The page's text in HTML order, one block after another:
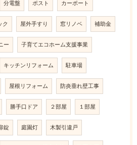
分電盤 ポスト カーポート
ク 屋外手すり 窓リノベ 補助金
ー 子育てエコホーム支援事業
キッチンリフォーム 駐車場
屋根リフォーム 防炎垂れ壁工事
勝手口ドア ２部屋 １部屋
錠 庭園灯 木製引違戸